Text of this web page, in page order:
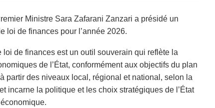
Ministre Sara Zafarani Zanzari a présidé un
loi de finances pour l’année 2026.
de finances est un outil souverain qui reflète la
de l’État, conformément aux objectifs du plan
partir des niveaux local, régional et national, selon la
incarne la politique et les choix stratégiques de l’État